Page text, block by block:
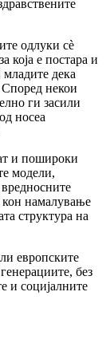
одлуки сè
која е постара и
младите дека
некои
ги засили
носеа
и пошироки
модели,
намалување
структура на
европските
без
и социјалните